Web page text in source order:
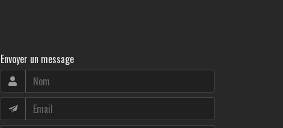
Envoyer un message